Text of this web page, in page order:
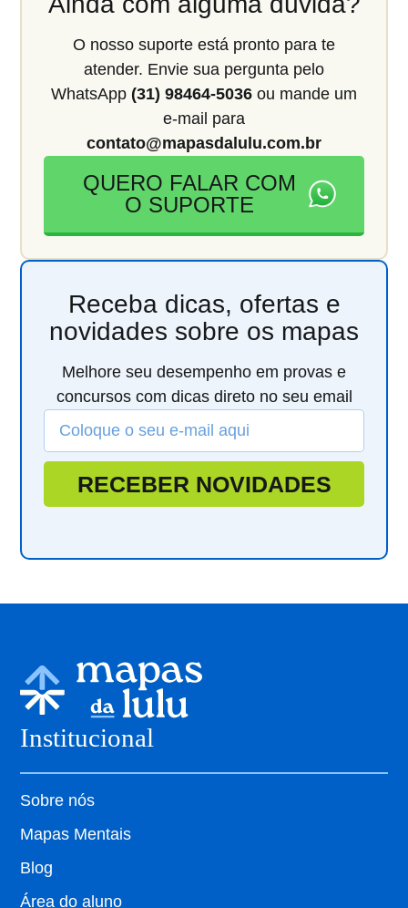
O nosso suporte está pronto para te
atender. Envie sua pergunta pelo
WhatsApp (31) 98464-5036 ou mande um
e-mail para
contato@mapasdalulu.com.br
QUERO FALAR COM
O SUPORTE
Receba dicas, ofertas e
novidades sobre os mapas
Melhore seu desempenho em provas e
concursos com dicas direto no seu email
RECEBER NOVIDADES
Institucional
Sobre nós
Mapas Mentais
Blog
Área do aluno